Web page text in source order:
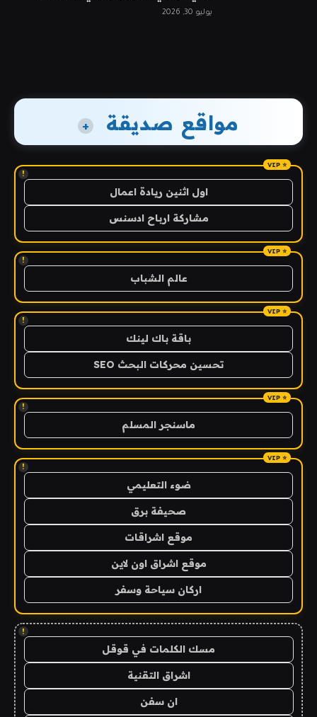
يوليو 30, 2026
مواقع صديقة +
!
اول اثنين ريادة اعمال
مشاركة ارباح ادسنس
!
عالم الشباب
!
باقة باك لينك
تحسين محركات البحث SEO
!
ماسنجر المسلم
!
ضوء التعليمي
صحيفة برق
موقع اشراقات
موقع اشراق اون لاين
اركان سياحة وسفر
!
مسك الكلمات في قوقل
اشراق التقنية
ان سفن